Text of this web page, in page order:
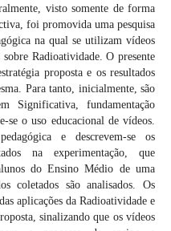
visto somente de forma
foi promovida uma pesquisa
na qual se utilizam vídeos
Radioatividade. O presente
proposta e os resultados
Para tanto, inicialmente, são
Significativa, fundamentação
se o uso educacional de vídeos.
e descrevem-se os
na experimentação, que
do Ensino Médio de uma
coletados são analisados. Os
aplicações da Radioatividade e
sinalizando que os vídeos